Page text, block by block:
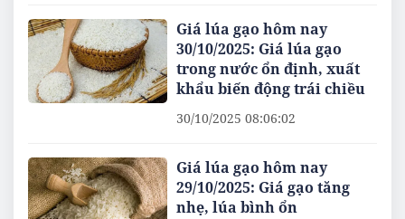
Giá lúa gạo hôm nay
30/10/2025: Giá lúa gạo
trong nước ổn định, xuất
khẩu biến động trái chiều
30/10/2025 08:06:02
Giá lúa gạo hôm nay
29/10/2025: Giá gạo tăng
nhẹ, lúa bình ổn